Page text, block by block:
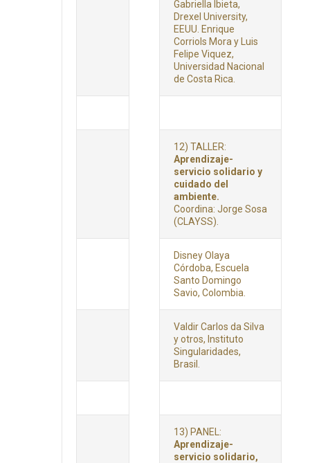
Gabriella Ibieta,
Drexel University,
EEUU. Enrique
Corriols Mora y Luis
Felipe Viquez,
Universidad Nacional
de Costa Rica.
12) TALLER:
Aprendizaje-
servicio solidario y
cuidado del
ambiente.
Coordina: Jorge Sosa
(CLAYSS).
Disney Olaya
Córdoba, Escuela
Santo Domingo
Savio, Colombia.
Valdir Carlos da Silva
y otros, Instituto
Singularidades,
Brasil.
13) PANEL:
Aprendizaje-
servicio solidario,